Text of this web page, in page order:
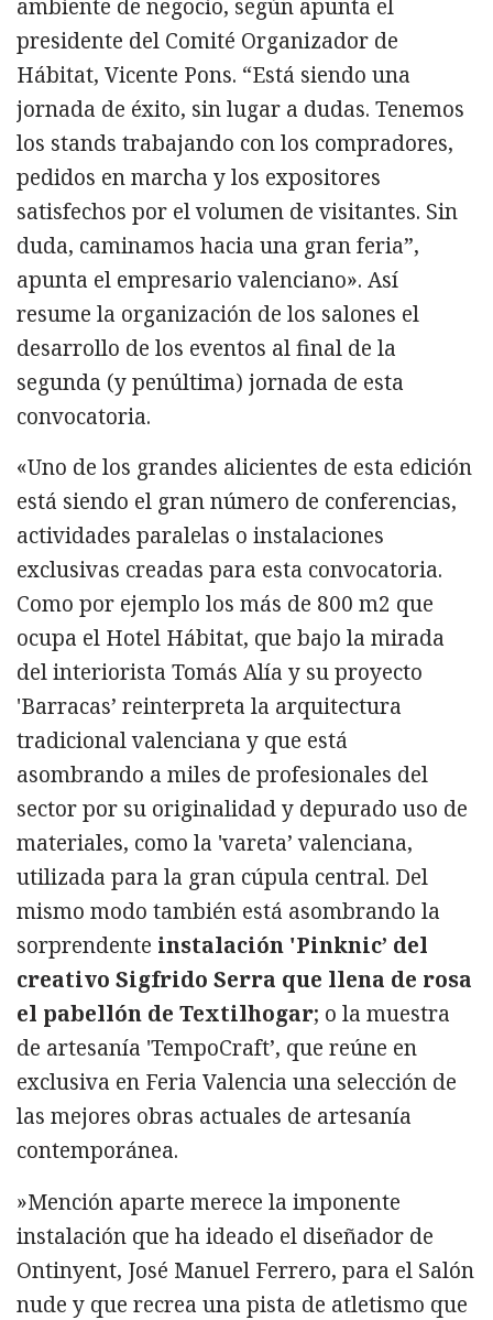
ambiente de negocio, según apunta el
presidente del Comité Organizador de
Hábitat, Vicente Pons. “Está siendo una
jornada de éxito, sin lugar a dudas. Tenemos
los stands trabajando con los compradores,
pedidos en marcha y los expositores
satisfechos por el volumen de visitantes. Sin
duda, caminamos hacia una gran feria”,
apunta el empresario valenciano». Así
resume la organización de los salones el
desarrollo de los eventos al final de la
segunda (y penúltima) jornada de esta
convocatoria.
«Uno de los grandes alicientes de esta edición
está siendo el gran número de conferencias,
actividades paralelas o instalaciones
exclusivas creadas para esta convocatoria.
Como por ejemplo los más de 800 m2 que
ocupa el Hotel Hábitat, que bajo la mirada
del interiorista Tomás Alía y su proyecto
'Barracas’ reinterpreta la arquitectura
tradicional valenciana y que está
asombrando a miles de profesionales del
sector por su originalidad y depurado uso de
materiales, como la 'vareta’ valenciana,
utilizada para la gran cúpula central. Del
mismo modo también está asombrando la
sorprendente instalación 'Pinknic’ del
creativo Sigfrido Serra que llena de rosa
el pabellón de Textilhogar; o la muestra
de artesanía 'TempoCraft’, que reúne en
exclusiva en Feria Valencia una selección de
las mejores obras actuales de artesanía
contemporánea.
»Mención aparte merece la imponente
instalación que ha ideado el diseñador de
Ontinyent, José Manuel Ferrero, para el Salón
nude y que recrea una pista de atletismo que